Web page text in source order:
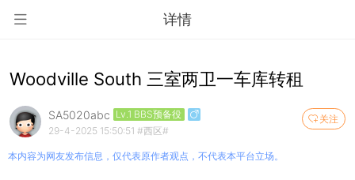
详情
Woodville South 三室两卫一车库转租
关注
SA5020abc Lv.1 BBS预备役
29-4-2025 15:50:51 #西区#
本内容为网友发布信息，仅代表原作者观点，不代表本平台立场。